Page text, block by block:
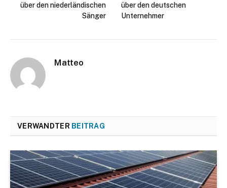
über den niederländischen
Sänger
über den deutschen
Unternehmer
Matteo
VERWANDTER BEITRAG